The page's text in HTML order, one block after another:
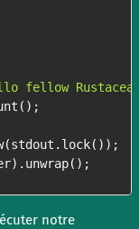
fellow
notre